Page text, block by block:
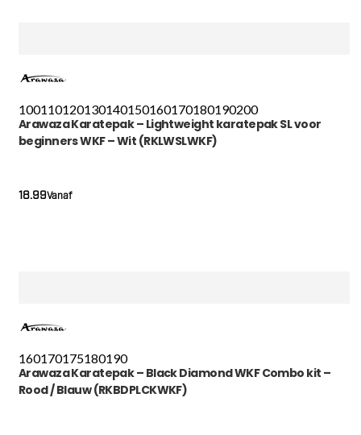
100110120130140150160170180190200
Arawaza Karatepak – Lightweight karatepak SL voor
beginners WKF – Wit (RKLWSLWKF)
Vanaf
18.99
160170175180190
Arawaza Karatepak – Black Diamond WKF Combo kit –
Rood / Blauw (RKBDPLCKWKF)